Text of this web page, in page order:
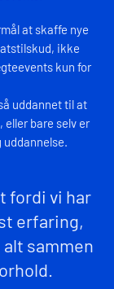
at skaffe nye
ikke
kun for
uddannet til at
bare selv er
fordi vi har
erfaring,
sammen